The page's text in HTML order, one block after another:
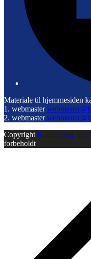
Materiale til hjemmesiden
1. webmaster
2. webmaster
Copyright Kalundborg
forbeholdt